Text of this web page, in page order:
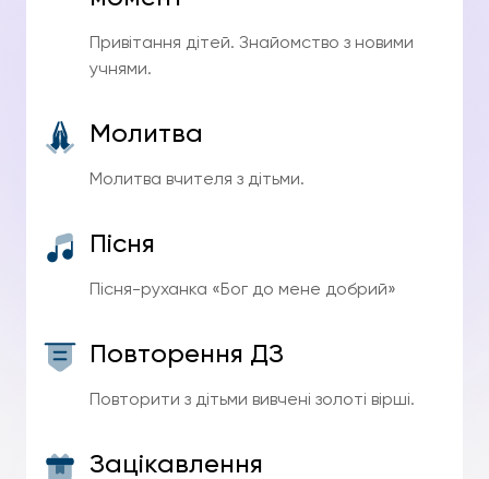
Привітання дітей. Знайомство з новими
учнями.
Молитва
Молитва вчителя з дітьми.
Пісня
Пісня-руханка «Бог до мене добрий»
Повторення ДЗ
Повторити з дітьми вивчені золоті вірші.
Зацікавлення